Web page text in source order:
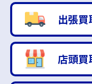
出張買
店頭買